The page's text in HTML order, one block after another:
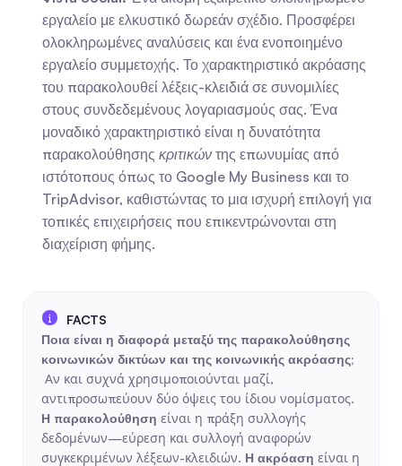
εργαλείο με ελκυστικό δωρεάν σχέδιο. Προσφέρει
ολοκληρωμένες αναλύσεις και ένα ενοποιημένο
εργαλείο συμμετοχής. Το χαρακτηριστικό ακρόασης
του παρακολουθεί λέξεις-κλειδιά σε συνομιλίες
στους συνδεδεμένους λογαριασμούς σας. Ένα
μοναδικό χαρακτηριστικό είναι η δυνατότητα
παρακολούθησης κριτικών της επωνυμίας από
ιστότοπους όπως το Google My Business και το
TripAdvisor, καθιστώντας το μια ισχυρή επιλογή για
τοπικές επιχειρήσεις που επικεντρώνονται στη
διαχείριση φήμης.
Ποια είναι η διαφορά μεταξύ της παρακολούθησης
κοινωνικών δικτύων και της κοινωνικής ακρόασης;
Η παρακολούθηση είναι η πράξη συλλογής
δεδομένων—εύρεση και συλλογή αναφορών
συγκεκριμένων λέξεων-κλειδιών. Η ακρόαση είναι η